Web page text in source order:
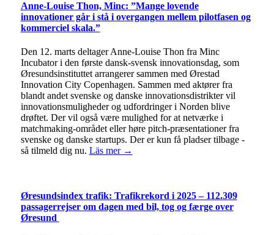
Anne-Louise Thon, Minc: ”Mange lovende
innovationer går i stå i overgangen mellem pilotfasen og
kommerciel skala.”
Den 12. marts deltager Anne-Louise Thon fra Minc
Incubator i den første dansk-svensk innovationsdag, som
Øresundsinstituttet arrangerer sammen med Ørestad
Innovation City Copenhagen. Sammen med aktører fra
blandt andet svenske og danske innovationsdistrikter vil
innovationsmuligheder og udfordringer i Norden blive
drøftet. Der vil også være mulighed for at netværke i
matchmaking-området eller høre pitch-præsentationer fra
svenske og danske startups. Der er kun få pladser tilbage -
så tilmeld dig nu. Läs mer →
Øresundsindex trafik: Trafikrekord i 2025 – 112.309
passagerrejser om dagen med bil, tog og færge over
Øresund